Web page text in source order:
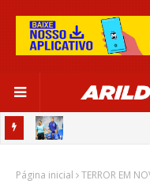
SALVADOR
Página inicial TERROR EM